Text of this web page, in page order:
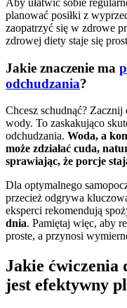
Aby ułatwić sobie
planować posiłki z
zaopatrzyć się w zdrowe
zdrowej diety staje się
Jakie znaczenie ma
odchudzania?
Chcesz schudnąć?
wody. To zaskakująco
odchudzania. Woda, a
może zdziałać cuda,
sprawiając, że porcje
Dla optymalnego
przecież odgrywa
eksperci rekomendują
dnia. Pamiętaj więc, aby
proste, a przynosi
Jakie ćwiczenia
jest efektywny